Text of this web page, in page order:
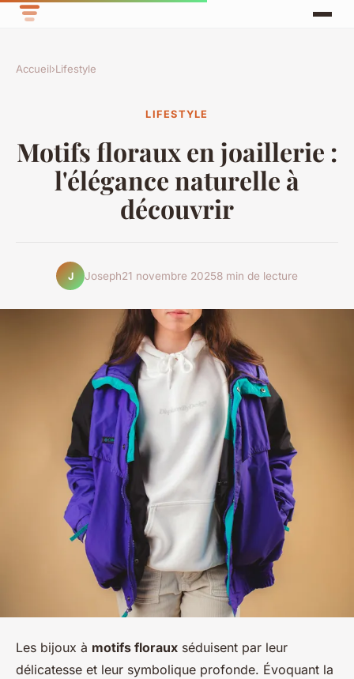
Accueil›Lifestyle
LIFESTYLE
Motifs floraux en joaillerie :
l'élégance naturelle à
découvrir
J Joseph21 novembre 20258 min de lecture
Les bijoux à motifs floraux séduisent par leur
délicatesse et leur symbolique profonde. Évoquant la